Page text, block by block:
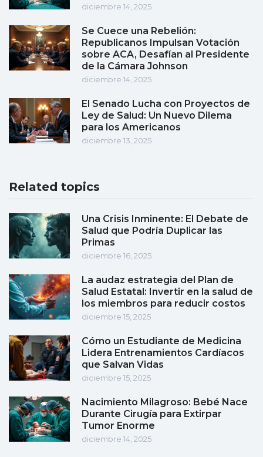
diciembre 14, 2025
Se Cuece una Rebelión:
Republicanos Impulsan Votación
sobre ACA, Desafían al Presidente
de la Cámara Johnson
diciembre 14, 2025
El Senado Lucha con Proyectos de
Ley de Salud: Un Nuevo Dilema
para los Americanos
diciembre 13, 2025
Related topics
Una Crisis Inminente: El Debate de
Salud que Podría Duplicar las
Primas
diciembre 16, 2025
La audaz estrategia del Plan de
Salud Estatal: Invertir en la salud de
los miembros para reducir costos
diciembre 15, 2025
Cómo un Estudiante de Medicina
Lidera Entrenamientos Cardíacos
que Salvan Vidas
diciembre 15, 2025
Nacimiento Milagroso: Bebé Nace
Durante Cirugía para Extirpar
Tumor Enorme
diciembre 14, 2025